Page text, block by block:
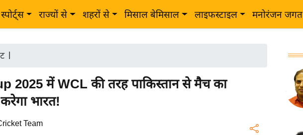
स्पोर्ट्स राज्यों से शहरों से मिसाल बेमिसाल लाइफस्टाइल मनोरंजन जगत
|
2025 में WCL की तरह पाकिस्तान से मैच का
भारत!